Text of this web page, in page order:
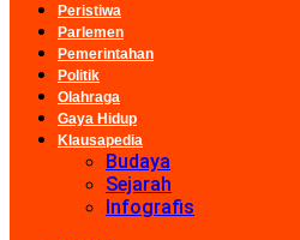
Peristiwa
Parlemen
Pemerintahan
Politik
Olahraga
Gaya Hidup
Klausapedia
Budaya
Sejarah
Infografis